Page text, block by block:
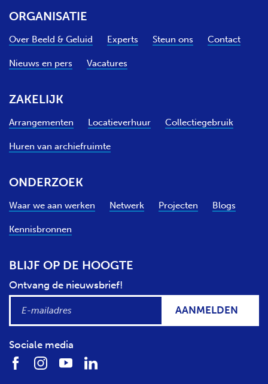
ORGANISATIE
Over Beeld & Geluid Experts Steun ons Contact
Nieuws en pers Vacatures
ZAKELIJK
Arrangementen Locatieverhuur Collectiegebruik
Huren van archiefruimte
ONDERZOEK
Waar we aan werken Netwerk Projecten Blogs
Kennisbronnen
BLIJF OP DE HOOGTE
Ontvang de nieuwsbrief!
AANMELDEN
Sociale media